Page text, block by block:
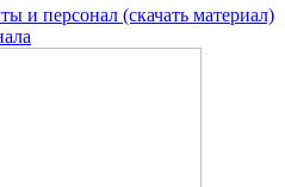
и персонал (скачать материал)